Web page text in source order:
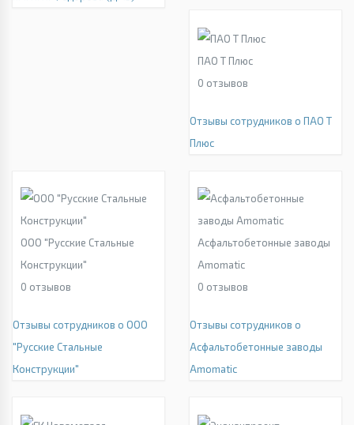
ПАО Т Плюс
0 отзывов
Отзывы сотрудников о ПАО Т
Плюс
ООО "Русские Стальные
Конструкции"
0 отзывов
Отзывы сотрудников о ООО
"Русские Стальные
Конструкции"
Асфальтобетонные заводы
Amomatic
0 отзывов
Отзывы сотрудников о
Асфальтобетонные заводы
Amomatic